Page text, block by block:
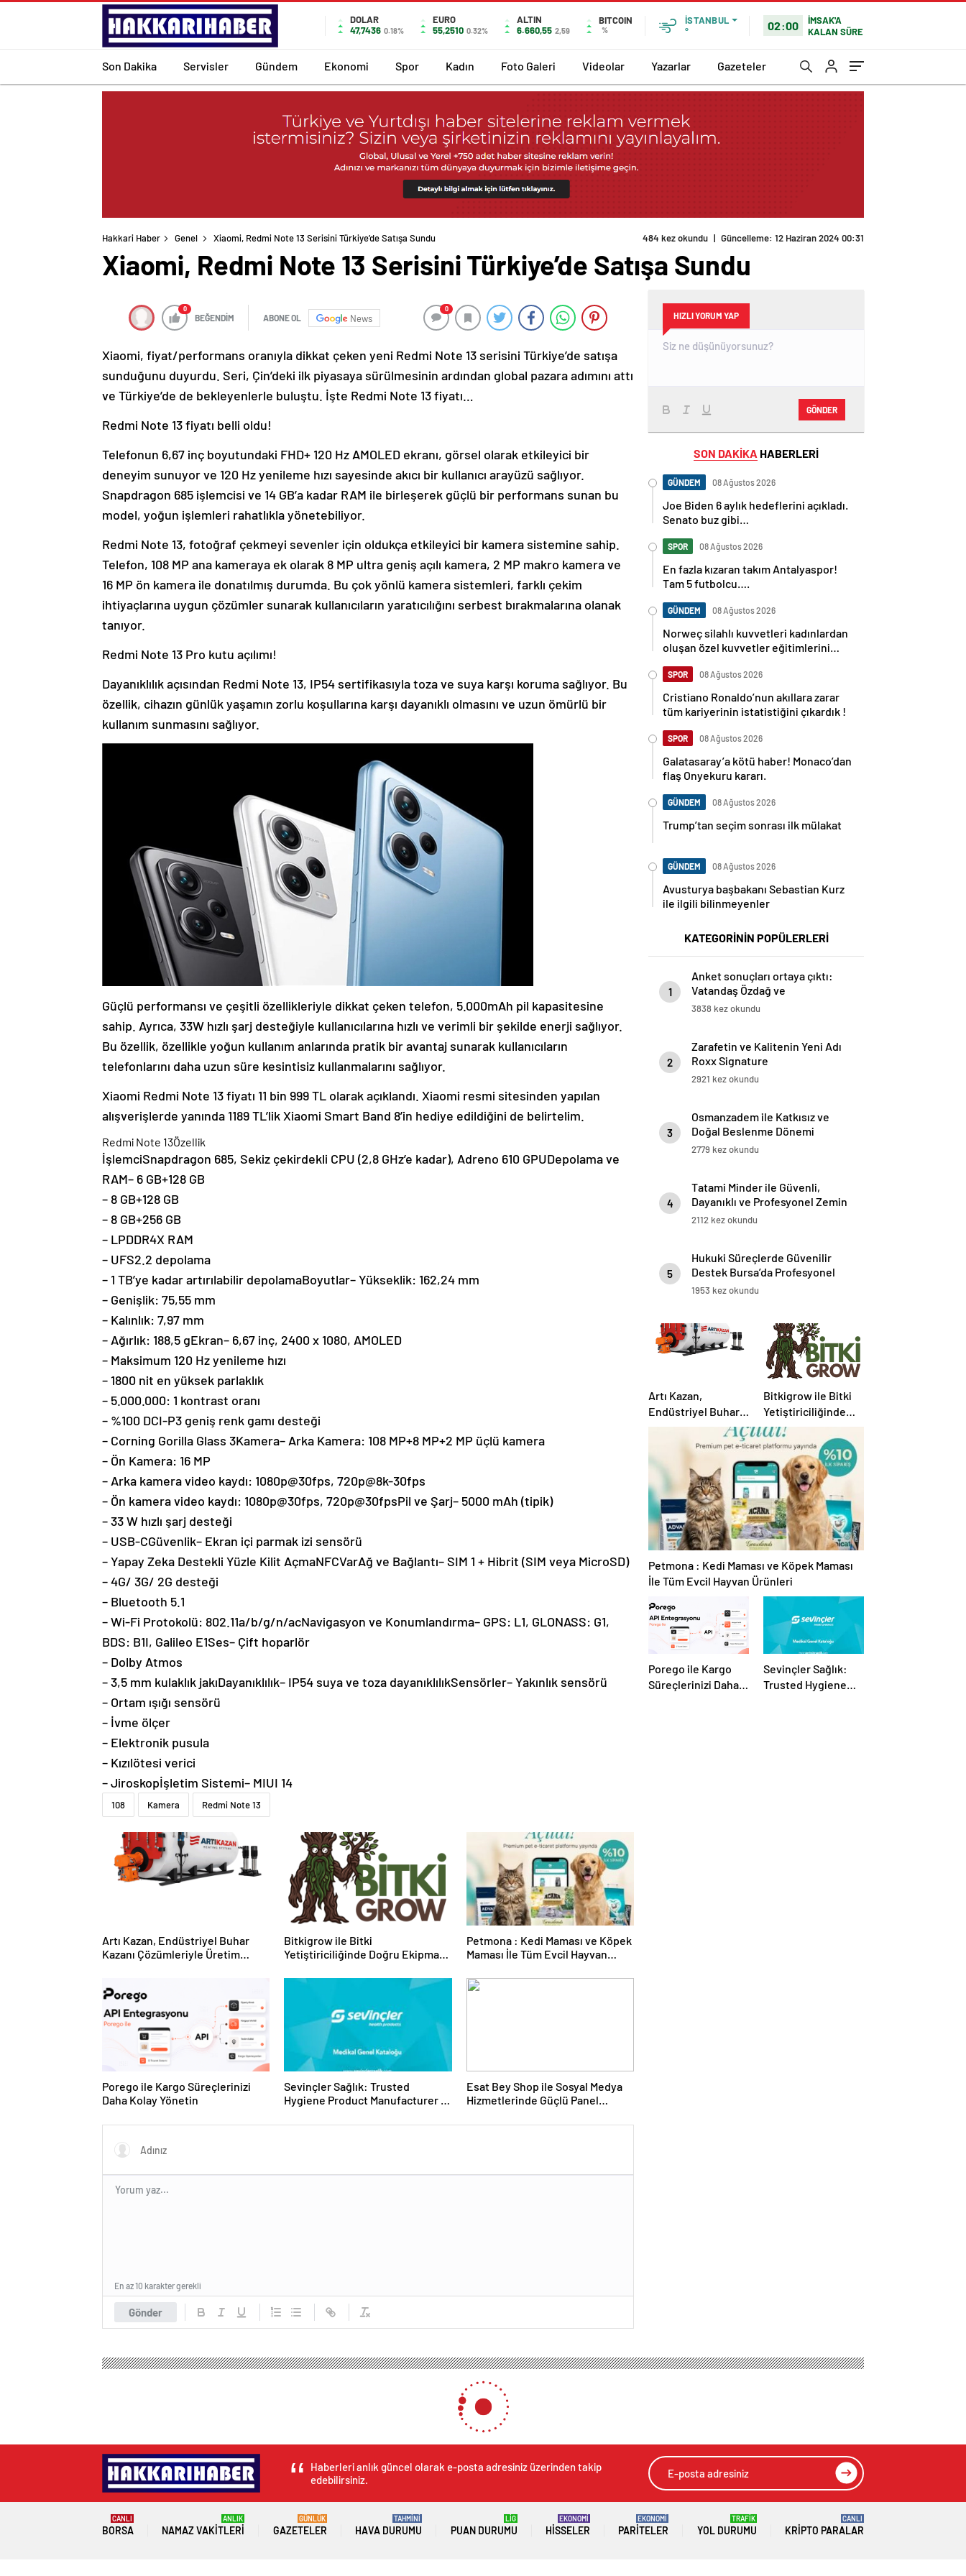
DOLAR
47,7436 0.18%
EURO
55,2510 0.32%
ALTIN
6.660,55 2,59
BITCOIN
%
İSTANBUL
°
02:00
İMSAK'A
KALAN SÜRE
Son Dakika Servisler Gündem Ekonomi Spor Kadın Foto Galeri Videolar Yazarlar Gazeteler
Hakkari Haber Genel Xiaomi, Redmi Note 13 Serisini Türkiye’de Satışa Sundu 484 kez okundu | Güncelleme: 12 Haziran 2024 00:31
Xiaomi, Redmi Note 13 Serisini Türkiye’de Satışa Sundu
0
BEĞENDİM ABONE OL News
0
Xiaomi, fiyat/performans oranıyla dikkat çeken yeni Redmi Note 13 serisini Türkiye’de satışa
sunduğunu duyurdu. Seri, Çin’deki ilk piyasaya sürülmesinin ardından global pazara adımını attı
ve Türkiye’de de bekleyenlerle buluştu. İşte Redmi Note 13 fiyatı…
Redmi Note 13 fiyatı belli oldu!
Telefonun 6,67 inç boyutundaki FHD+ 120 Hz AMOLED ekranı, görsel olarak etkileyici bir
deneyim sunuyor ve 120 Hz yenileme hızı sayesinde akıcı bir kullanıcı arayüzü sağlıyor.
Snapdragon 685 işlemcisi ve 14 GB’a kadar RAM ile birleşerek güçlü bir performans sunan bu
model, yoğun işlemleri rahatlıkla yönetebiliyor.
Redmi Note 13, fotoğraf çekmeyi sevenler için oldukça etkileyici bir kamera sistemine sahip.
Telefon, 108 MP ana kameraya ek olarak 8 MP ultra geniş açılı kamera, 2 MP makro kamera ve
16 MP ön kamera ile donatılmış durumda. Bu çok yönlü kamera sistemleri, farklı çekim
ihtiyaçlarına uygun çözümler sunarak kullanıcıların yaratıcılığını serbest bırakmalarına olanak
tanıyor.
Redmi Note 13 Pro kutu açılımı!
Dayanıklılık açısından Redmi Note 13, IP54 sertifikasıyla toza ve suya karşı koruma sağlıyor. Bu
özellik, cihazın günlük yaşamın zorlu koşullarına karşı dayanıklı olmasını ve uzun ömürlü bir
kullanım sunmasını sağlıyor.
Güçlü performansı ve çeşitli özellikleriyle dikkat çeken telefon, 5.000mAh pil kapasitesine
sahip. Ayrıca, 33W hızlı şarj desteğiyle kullanıcılarına hızlı ve verimli bir şekilde enerji sağlıyor.
Bu özellik, özellikle yoğun kullanım anlarında pratik bir avantaj sunarak kullanıcıların
telefonlarını daha uzun süre kesintisiz kullanmalarını sağlıyor.
Xiaomi Redmi Note 13 fiyatı 11 bin 999 TL olarak açıklandı. Xiaomi resmi sitesinden yapılan
alışverişlerde yanında 1189 TL’lik Xiaomi Smart Band 8’in hediye edildiğini de belirtelim.
Redmi Note 13Özellik
İşlemciSnapdragon 685, Sekiz çekirdekli CPU (2,8 GHz’e kadar), Adreno 610 GPUDepolama ve
RAM– 6 GB+128 GB
– 8 GB+128 GB
– 8 GB+256 GB
– LPDDR4X RAM
– UFS2.2 depolama
– 1 TB’ye kadar artırılabilir depolamaBoyutlar– Yükseklik: 162,24 mm
– Genişlik: 75,55 mm
– Kalınlık: 7,97 mm
– Ağırlık: 188,5 gEkran– 6,67 inç, 2400 x 1080, AMOLED
– Maksimum 120 Hz yenileme hızı
– 1800 nit en yüksek parlaklık
– 5.000.000: 1 kontrast oranı
– %100 DCI-P3 geniş renk gamı desteği
– Corning Gorilla Glass 3Kamera– Arka Kamera: 108 MP+8 MP+2 MP üçlü kamera
– Ön Kamera: 16 MP
– Arka kamera video kaydı: 1080p@30fps, 720p@8k-30fps
– Ön kamera video kaydı: 1080p@30fps, 720p@30fpsPil ve Şarj– 5000 mAh (tipik)
– 33 W hızlı şarj desteği
– USB-CGüvenlik– Ekran içi parmak izi sensörü
– Yapay Zeka Destekli Yüzle Kilit AçmaNFCVarAğ ve Bağlantı– SIM 1 + Hibrit (SIM veya MicroSD)
– 4G/ 3G/ 2G desteği
– Bluetooth 5.1
– Wi-Fi Protokolü: 802.11a/b/g/n/acNavigasyon ve Konumlandırma– GPS: L1, GLONASS: G1,
BDS: B1I, Galileo E1Ses– Çift hoparlör
– Dolby Atmos
– 3,5 mm kulaklık jakıDayanıklılık– IP54 suya ve toza dayanıklılıkSensörler– Yakınlık sensörü
– Ortam ışığı sensörü
– İvme ölçer
– Elektronik pusula
– Kızılötesi verici
– Jiroskopİşletim Sistemi– MIUI 14
108 Kamera Redmi Note 13
Artı Kazan, Endüstriyel Buhar
Kazanı Çözümleriyle Üretim
Bitkigrow ile Bitki
Yetiştiriciliğinde Doğru Ekipman
Petmona : Kedi Maması ve Köpek
Maması İle Tüm Evcil Hayvan
Porego ile Kargo Süreçlerinizi
Daha Kolay Yönetin
Sevinçler Sağlık: Trusted
Hygiene Product Manufacturer in
Esat Bey Shop ile Sosyal Medya
Hizmetlerinde Güçlü Panel
Gönder
En az 10 karakter gerekli
HIZLI YORUM YAP
GÖNDER
SON DAKİKA HABERLERİ
GÜNDEM 08 Ağustos 2026
Joe Biden 6 aylık hedeflerini açıkladı.
Senato buz gibi…
SPOR 08 Ağustos 2026
En fazla kızaran takım Antalyaspor!
Tam 5 futbolcu….
GÜNDEM 08 Ağustos 2026
Norweç silahlı kuvvetleri kadınlardan
oluşan özel kuvvetler eğitimlerini
SPOR 08 Ağustos 2026
Cristiano Ronaldo’nun akıllara zarar
tüm kariyerinin istatistiğini çıkardık !
SPOR 08 Ağustos 2026
Galatasaray’a kötü haber! Monaco’dan
flaş Onyekuru kararı.
GÜNDEM 08 Ağustos 2026
Trump’tan seçim sonrası ilk mülakat
GÜNDEM 08 Ağustos 2026
Avusturya başbakanı Sebastian Kurz
ile ilgili bilinmeyenler
KATEGORİNİN POPÜLERLERİ
1
Anket sonuçları ortaya çıktı:
Vatandaş Özdağ ve
İmamoğlu’nun tutuklanmasını
3838 kez okundu
2
Zarafetin ve Kalitenin Yeni Adı
Roxx Signature
2921 kez okundu
3
Osmanzadem ile Katkısız ve
Doğal Beslenme Dönemi
2779 kez okundu
4
Tatami Minder ile Güvenli,
Dayanıklı ve Profesyonel Zemin
Çözümleri
2112 kez okundu
5
Hukuki Süreçlerde Güvenilir
Destek Bursa’da Profesyonel
Avukatlık Hizmeti
1953 kez okundu
Artı Kazan,
Endüstriyel Buhar
Kazanı
Çözümleriyle
Üretim Tesislerine
Verimli Sistemler
Sunuyor
Bitkigrow ile Bitki
Yetiştiriciliğinde
Doğru Ekipman ve
Ürün Seçimi
Petmona : Kedi Maması ve Köpek Maması
İle Tüm Evcil Hayvan Ürünleri
Porego ile Kargo
Süreçlerinizi Daha
Sevinçler Sağlık:
Trusted Hygiene
Haberleri anlık güncel olarak e-posta adresiniz üzerinden takip
edebilirsiniz.
BORSA
CANLI
NAMAZ VAKITLERI
ANLIK
GAZETELER
GÜNLÜK
HAVA DURUMU
TAHMİNİ
PUAN DURUMU
LİG
HISSELER
EKONOMİ
PARITELER
EKONOMİ
YOL DURUMU
TRAFİK
KRIPTO PARALAR
CANLI